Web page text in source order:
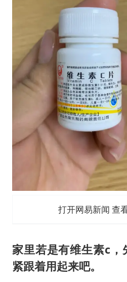
打开网易新闻 查
家里若是有维生素c，
紧跟着用起来吧。